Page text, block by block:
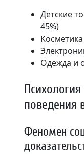
Детские
45%)
Одежда и
поведения
Феномен